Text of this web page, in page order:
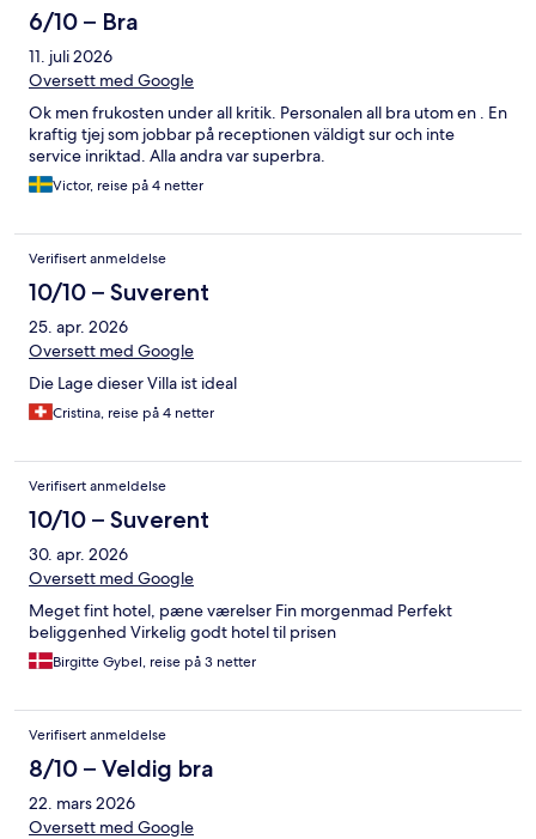
6/10 – Bra
11. juli 2026
Oversett med Google
Ok men frukosten under all kritik. Personalen all bra utom en . En
kraftig tjej som jobbar på receptionen väldigt sur och inte
service inriktad. Alla andra var superbra.
Victor, reise på 4 netter
Verifisert anmeldelse
10/10 – Suverent
25. apr. 2026
Oversett med Google
Die Lage dieser Villa ist ideal
Cristina, reise på 4 netter
Verifisert anmeldelse
10/10 – Suverent
30. apr. 2026
Oversett med Google
Meget fint hotel, pæne værelser Fin morgenmad Perfekt
beliggenhed Virkelig godt hotel til prisen
Birgitte Gybel, reise på 3 netter
Verifisert anmeldelse
8/10 – Veldig bra
22. mars 2026
Oversett med Google